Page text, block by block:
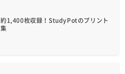
約1,400枚収録！StudyPotのプリント
集